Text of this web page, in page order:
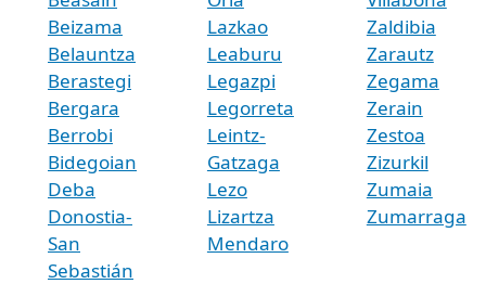
Beizama
Belauntza
Berastegi
Bergara
Berrobi
Bidegoian
Deba
Donostia-
San
Sebastián
Lazkao
Leaburu
Legazpi
Legorreta
Leintz-
Gatzaga
Lezo
Lizartza
Mendaro
Zaldibia
Zarautz
Zegama
Zerain
Zestoa
Zizurkil
Zumaia
Zumarraga